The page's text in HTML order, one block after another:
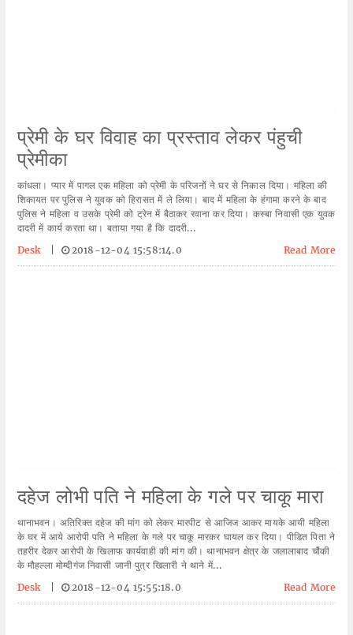
प्रेमी के घर विवाह का प्रस्ताव लेकर पंहुची
प्रेमीका
कांधला। प्यार में पागल एक महिला को प्रेमी के परिजनों ने घर से निकाल दिया। महिला की
शिकायत पर पुलिस ने युवक को हिरासत में ले लिया। बाद में महिला के हंगामा करने के बाद
पुलिस ने महिला व उसके प्रेमी को ट्रेन में बैठाकर रवाना कर दिया। कस्बा निवासी एक युवक
दादरी में कार्य करता था। बताया गया है कि दादरी...
Desk
2018-12-04 15:58:14.0 Read More
दहेज लोभी पति ने महिला के गले पर चाकू मारा
थानाभवन। अतिरिक्त दहेज की मांग को लेकर मारपीट से आजिज आकर मायके आयी महिला
के घर में आये आरोपी पति ने महिला के गले पर चाकू मारकर घायल कर दिया। पीडित पिता ने
तहरीर देकर आरोपी के खिलाफ कार्यवाही की मांग की। थानाभवन क्षेत्र के जलालाबाद चौंकी
के मौहल्ला मोम्दीगंज निवासी जानी पुत्र खिलारी ने थाने में...
Desk
2018-12-04 15:55:18.0 Read More